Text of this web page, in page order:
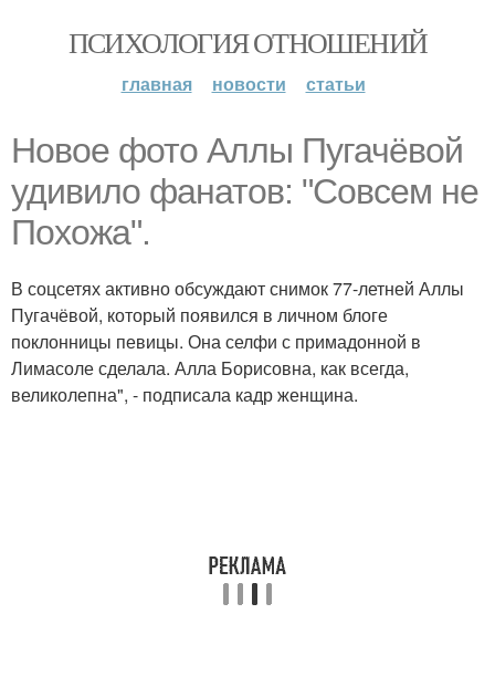
ПСИХОЛОГИЯ ОТНОШЕНИЙ
главная новости статьи
Новое фото Аллы Пугачёвой
удивило фанатов: "Совсем не
Похожа".
В соцсетях активно обсуждают снимок 77-летней Аллы
Пугачёвой, который появился в личном блоге
поклонницы певицы. Она селфи с примадонной в
Лимасоле сделала. Алла Борисовна, как всегда,
великолепна", - подписала кадр женщина.